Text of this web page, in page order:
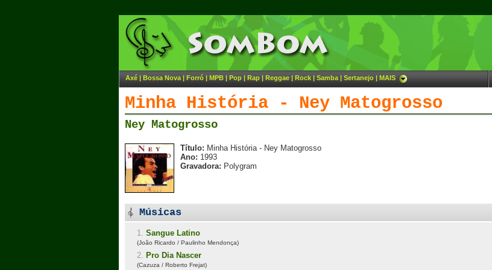
Axé | Bossa Nova | Forró | MPB | Pop | Rap | Reggae | Rock | Samba | Sertanejo | MAIS
Minha História - Ney Matogrosso
Ney Matogrosso
Título: Minha História - Ney Matogrosso
Ano: 1993
Gravadora: Polygram
Músicas
1. Sangue Latino
(João Ricardo / Paulinho Mendonça)
2. Pro Dia Nascer
(Cazuza / Roberto Frejat)